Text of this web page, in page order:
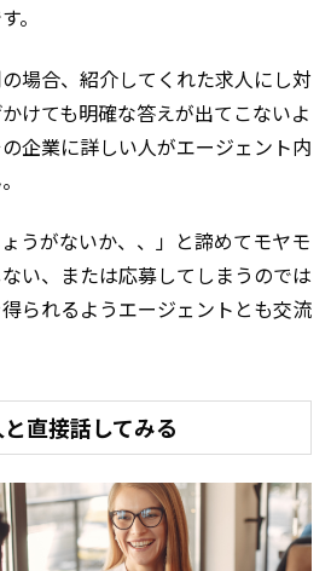
。
場合、紹介してくれた求人にし対
けても明確な答えが出てこないよ
企業に詳しい人がエージェント内
うがないか、、」と諦めてモヤモ
い、または応募してしまうのでは
られるようエージェントとも交流
直接話してみる